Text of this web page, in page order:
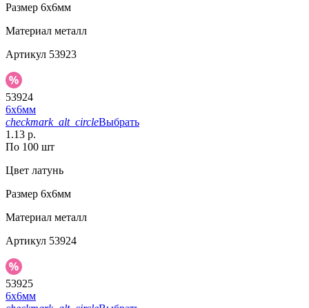
Размер 6х6мм
Материал металл
Артикул 53923
53924
6х6мм
checkmark_alt_circleВыбрать
1.13 р.
По 100 шт
Цвет латунь
Размер 6х6мм
Материал металл
Артикул 53924
53925
6х6мм